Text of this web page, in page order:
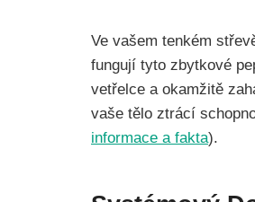
Ve vašem tenkém
fungují tyto zbytkové
vetřelce a okamžitě
vaše tělo ztrácí
informace a fakta).